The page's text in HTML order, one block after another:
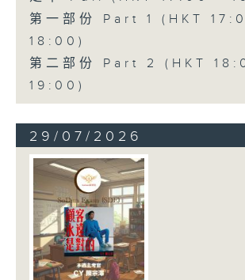
第一部份 Part 1 (HKT
18:00)
第二部份 Part 2 (HKT
19:00)
29/07/2026